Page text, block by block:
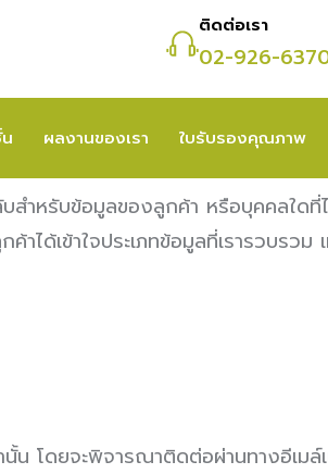
ติดต่อเรา
02-926-
ผลงานของเรา ใบรับรองคุณภาพ
หรับข้อมูลของลูกค้า หรือบุคคลใดที่
ด้เข้าใจประเภทข้อมูลที่เรารวบรว
โดยจะพิจารณาติดต่อผ่านทางอีเมล์